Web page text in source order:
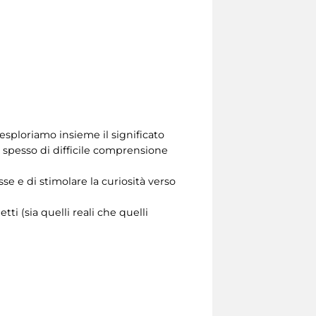
insieme il significato
di difficile comprensione
e di stimolare la curiosità verso
(sia quelli reali che quelli